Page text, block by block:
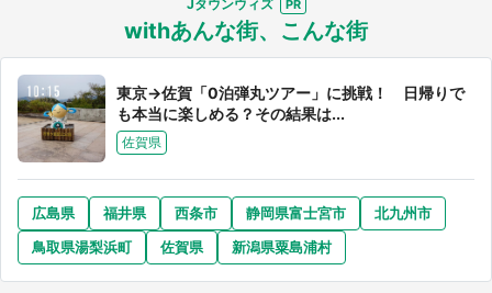
Jタウンウィズ
withあんな街、こんな街
東京→佐賀「0泊弾丸ツアー」に挑戦！ 日帰りで
も本当に楽しめる？その結果は...
佐賀県
広島県 福井県 西条市 静岡県富士宮市
北九州市
鳥取県湯梨浜町
佐賀県 新潟県粟島浦村